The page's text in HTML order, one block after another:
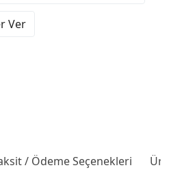
Ver
/ Ödeme Seçenekleri